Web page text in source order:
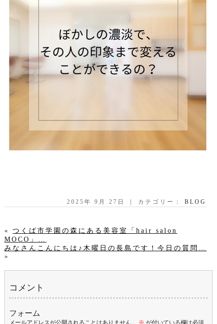
2025年 9月 27日 ｜ カテゴリー：BLOG
« つくば市学園の森にある美容室「hair salon
MOCO」…
みなさんこんにちは♪木曜日の長島です！今日の質問…
»
コメント
フォーム
メールアドレスが公開されることはありません。 ※ が付いている欄は必須